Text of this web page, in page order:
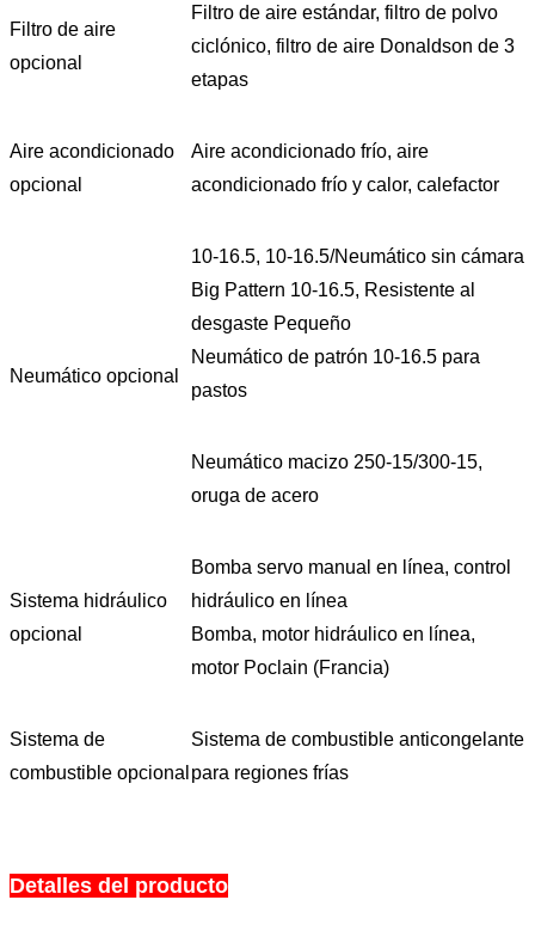
Filtro de aire
opcional
Filtro de aire estándar, filtro de polvo
ciclónico, filtro de aire Donaldson de 3
etapas
Aire acondicionado
opcional
Aire acondicionado frío, aire
acondicionado frío y calor, calefactor
Neumático opcional
10-16.5, 10-16.5/Neumático sin cámara
Big Pattern 10-16.5, Resistente al
desgaste Pequeño
Neumático de patrón 10-16.5 para
pastos
Neumático macizo 250-15/300-15,
oruga de acero
Sistema hidráulico
opcional
Bomba servo manual en línea, control
hidráulico en línea
Bomba, motor hidráulico en línea,
motor Poclain (Francia)
Sistema de
combustible opcional
Sistema de combustible anticongelante
para regiones frías
Detalles del producto